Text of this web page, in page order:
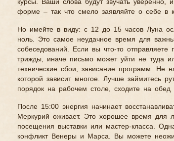
курсы. Ваши слова будут звучать
форме – так что смело заявляйте о себе в
Но имейте в виду: с 12 до 15 часов Луна
ноль. Это самое неудачное время для
собеседований. Если вы что-то отправляете
трижды, иначе письмо может уйти не туда
технические сбои, зависание программ. Не
которой зависит многое. Лучше займитесь
порядок на рабочем столе, сходите на обед
После 15:00 энергия начинает
Меркурий оживает. Это хорошее время для
посещения выставки или мастер-класса.
конфликт Венеры и Марса. Вы можете